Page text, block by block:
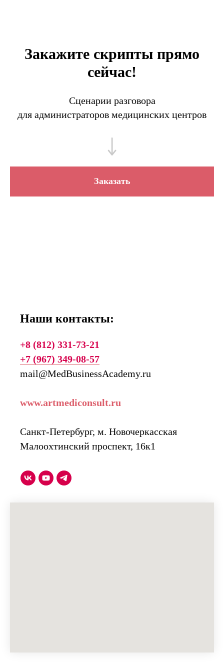
Закажите скрипты прямо
сейчас!
Сценарии разговора
для администраторов медицинских центров
Заказать
Наши контакты:
+8 (812) 331-73-21
+7 (967) 349-08-57
mail@MedBusinessAcademy.ru
www.artmediconsult.ru
Санкт-Петербург, м. Новочеркасская
Малоохтинский проспект, 16к1